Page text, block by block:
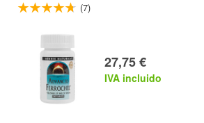
(7)
27,75 €
IVA incluido